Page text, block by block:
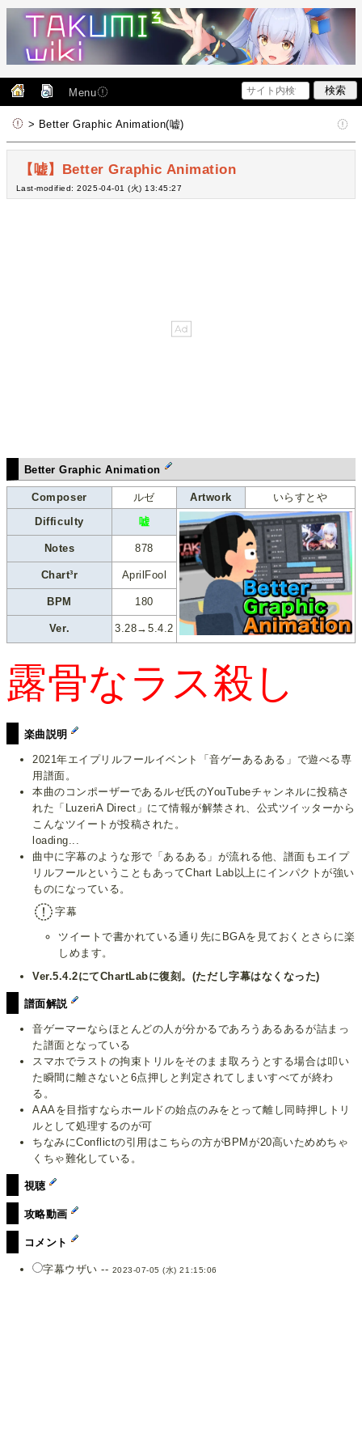
Menu
> Better Graphic Animation(嘘)
【嘘】Better Graphic Animation
Last-modified: 2025-04-01 (火) 13:45:27
Better Graphic Animation
Composer ルゼ Artwork
いらすとや
Difficulty
嘘
Notes 878
Chart³r AprilFool
BPM 180
Ver. 3.28→5.4.2
露骨なラス殺し
楽曲説明
2021年エイプリルフールイベント「音ゲーあるある」で遊べる専
用譜面。
本曲のコンポーザーであるルゼ氏のYouTubeチャンネルに投稿さ
れた「LuzeriA Direct」にて情報が解禁され、公式ツイッターから
こんなツイートが投稿された。
loading...
曲中に字幕のような形で「あるある」が流れる他、譜面もエイプ
リルフールということもあってChart Lab以上にインパクトが強い
ものになっている。
字幕
ツイートで書かれている通り先にBGAを見ておくとさらに楽
しめます。
Ver.5.4.2にてChartLabに復刻。(ただし字幕はなくなった)
譜面解説
音ゲーマーならほとんどの人が分かるであろうあるあるが詰まっ
た譜面となっている
スマホでラストの拘束トリルをそのまま取ろうとする場合は叩い
た瞬間に離さないと6点押しと判定されてしまいすべてが終わ
る。
AAAを目指すならホールドの始点のみをとって離し同時押しトリ
ルとして処理するのが可
ちなみにConflictの引用はこちらの方がBPMが20高いためめちゃ
くちゃ難化している。
視聴
攻略動画
コメント
字幕ウザい -- 2023-07-05 (水) 21:15:06